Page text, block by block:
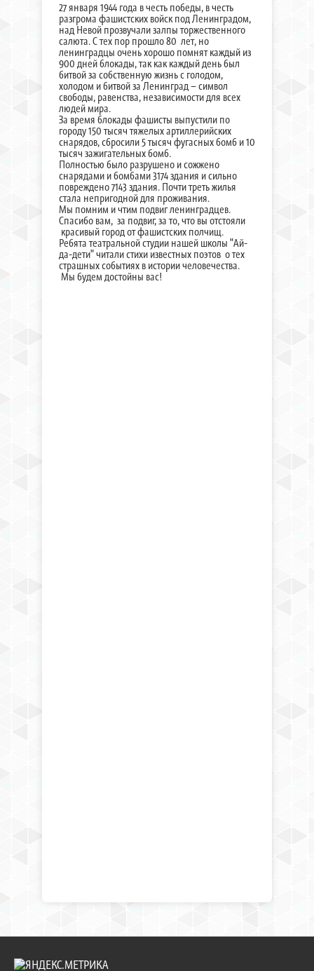
27 января 1944 года в честь победы, в честь
разгрома фашистских войск под Ленинградом,
над Невой прозвучали залпы торжественного
салюта. С тех пор прошло 80 лет, но
ленинградцы очень хорошо помнят каждый из
900 дней блокады, так как каждый день был
битвой за собственную жизнь с голодом,
холодом и битвой за Ленинград – символ
свободы, равенства, независимости для всех
людей мира.
За время блокады фашисты выпустили по
городу 150 тысяч тяжелых артиллерийских
снарядов, сбросили 5 тысяч фугасных бомб и 10
тысяч зажигательных бомб.
Полностью было разрушено и сожжено
снарядами и бомбами 3174 здания и сильно
повреждено 7143 здания. Почти треть жилья
стала непригодной для проживания.
Мы помним и чтим подвиг ленинградцев.
Спасибо вам, за подвиг, за то, что вы отстояли
красивый город от фашистских полчищ.
Ребята театральной студии нашей школы "Ай-
да-дети" читали стихи известных поэтов о тех
страшных событиях в истории человечества.
Мы будем достойны вас!